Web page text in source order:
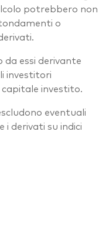
potrebbero non
o
da essi derivante
investitori
investito.
eventuali
derivati su indici